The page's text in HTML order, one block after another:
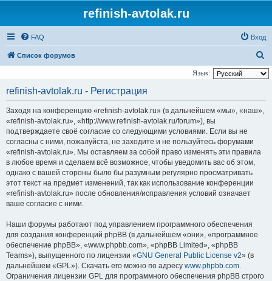
refinish-avtolak.ru
FAQ Вход
Список форумов
о
Язык:
refinish-avtolak.ru - Регистрация
Заходя на конференцию «refinish-avtolak.ru» (в дальнейшем «мы», «наш»,
«refinish-avtolak.ru», «http://www.refinish-avtolak.ru/forum»), вы
подтверждаете своё согласие со следующими условиями. Если вы не
согласны с ними, пожалуйста, не заходите и не пользуйтесь форумами
«refinish-avtolak.ru». Мы оставляем за собой право изменять эти правила
в любое время и сделаем всё возможное, чтобы уведомить вас об этом,
однако с вашей стороны было бы разумным регулярно просматривать
этот текст на предмет изменений, так как использование конференции
«refinish-avtolak.ru» после обновления/исправления условий означает
ваше согласие с ними.
Наши форумы работают под управлением программного обеспечения
для создания конференций phpBB (в дальнейшем «они», «программное
обеспечение phpBB», «www.phpbb.com», «phpBB Limited», «phpBB
Teams»), выпущенного по лицензии «GNU General Public License v2» (в
дальнейшем «GPL»). Скачать его можно по адресу www.phpbb.com.
Ограничения лицензии GPL для программного обеспечения phpBB строго